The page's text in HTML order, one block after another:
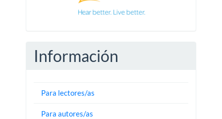
Información
Para lectores/as
Para autores/as